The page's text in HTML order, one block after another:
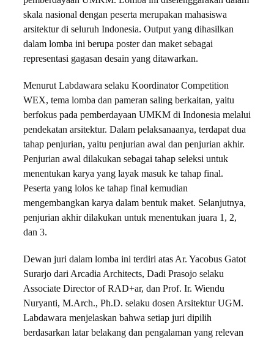
skala nasional dengan peserta merupakan mahasiswa
arsitektur di seluruh Indonesia. Output yang dihasilkan
dalam lomba ini berupa poster dan maket sebagai
representasi gagasan desain yang ditawarkan.
Menurut Labdawara selaku Koordinator Competition
WEX, tema lomba dan pameran saling berkaitan, yaitu
berfokus pada pemberdayaan UMKM di Indonesia melalui
pendekatan arsitektur. Dalam pelaksanaanya, terdapat dua
tahap penjurian, yaitu penjurian awal dan penjurian akhir.
Penjurian awal dilakukan sebagai tahap seleksi untuk
menentukan karya yang layak masuk ke tahap final.
Peserta yang lolos ke tahap final kemudian
mengembangkan karya dalam bentuk maket. Selanjutnya,
penjurian akhir dilakukan untuk menentukan juara 1, 2,
dan 3.
Dewan juri dalam lomba ini terdiri atas Ar. Yacobus Gatot
Surarjo dari Arcadia Architects, Dadi Prasojo selaku
Associate Director of RAD+ar, dan Prof. Ir. Wiendu
Nuryanti, M.Arch., Ph.D. selaku dosen Arsitektur UGM.
Labdawara menjelaskan bahwa setiap juri dipilih
berdasarkan latar belakang dan pengalaman yang relevan